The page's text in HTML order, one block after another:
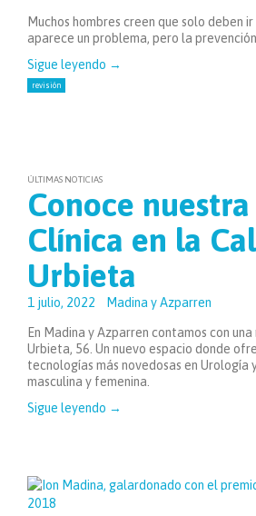
Muchos hombres creen que solo deben
aparece un problema, pero la
Sigue leyendo →
revisión
ÚLTIMAS NOTICIAS
Conoce
Clínica en la
Urbieta
1 julio, 2022 Madina y Azparren
En Madina y Azparren contamos con
Urbieta, 56. Un nuevo espacio donde
tecnologías más novedosas en Urología
masculina y femenina.
Sigue leyendo →